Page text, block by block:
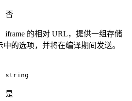
否
iframe 的相对 URL，提供一组存储
中的选项，并将在编译期间发送。
string
是